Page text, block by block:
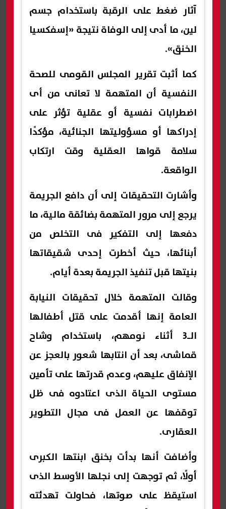
آثار ضغط على الرقبة باستخدام جسم
لين، ما أدى إلى الوفاة نتيجة «إسفكسيا
الخنق».
كما أثبت تقرير المجلس القومى للصحة
النفسية أن المتهمة لا تعانى من أى
اضطرابات نفسية أو عقلية تؤثر على
إدراكها أو مسؤوليتها الجنائية، مؤكدًا
سلامة قواها العقلية وقت ارتكاب
الواقعة.
وأشارت التحقيقات إلى أن دافع الجريمة
يرجع إلى مرور المتهمة بضائقة مالية، ما
دفعها إلى التفكير فى التخلص من
أبنائها، حيث أخطرت إحدى شقيقاتها
بنيتها قبل تنفيذ الجريمة بعدة أيام.
وقالت المتهمة خلال تحقيقات النيابة
العامة إنها أقدمت على قتل أطفالها
الـ3 أثناء نومهم، باستخدام وشاح
قماشى، بعد أن انتابها شعور بالعجز عن
الإنفاق عليهم، وعدم قدرتها على تأمين
مستوى الحياة الذى اعتادوه فى ظل
توقفها عن العمل فى مجال التطوير
العقارى.
وأضافت أنها بدأت بخنق ابنتها الكبرى
أولًا، ثم توجهت إلى نجلها الأوسط الذى
استيقظ على صوتها، فحاولت تهدئته